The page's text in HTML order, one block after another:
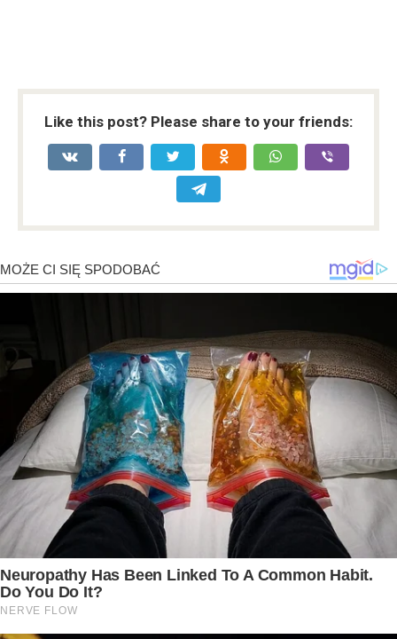
Like this post? Please share to your friends: